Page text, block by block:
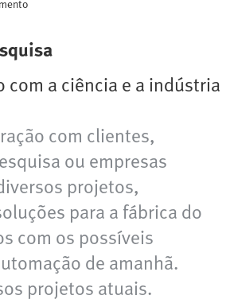
com a ciência e a indústria
com clientes,
ou empresas
projetos,
para a fábrica do
com os possíveis
de amanhã.
projetos atuais.